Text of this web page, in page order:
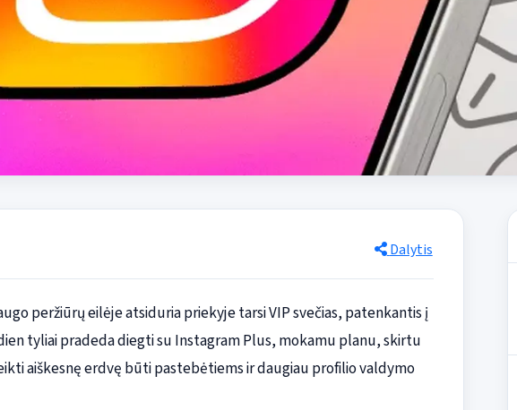
Dalytis
peržiūrų eilėje atsiduria priekyje tarsi VIP svečias, patenkantis į
tyliai pradeda diegti su Instagram Plus, mokamu planu, skirtu
aiškesnę erdvę būti pastebėtiems ir daugiau profilio valdymo